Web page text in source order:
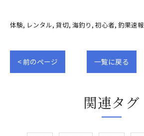
体験 レンタル 貸切 海釣り 初心者 釣果速報
< 前のページ 一覧に戻る
関連タグ